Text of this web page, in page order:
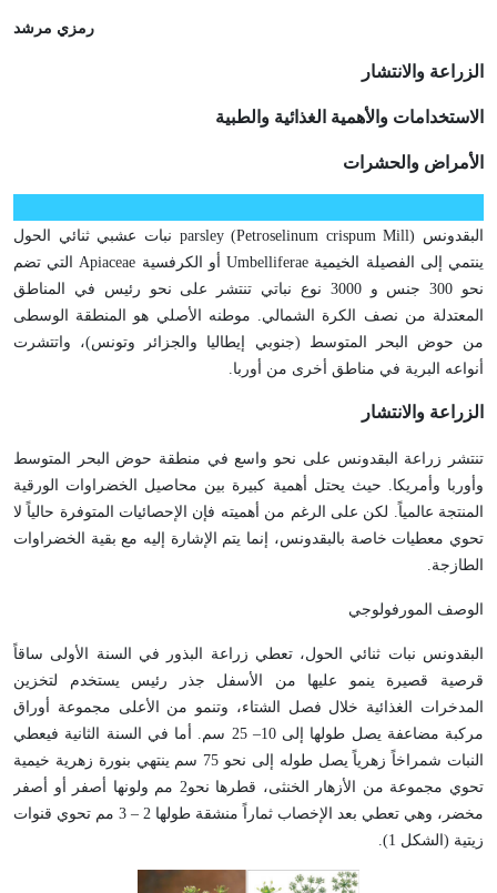
رمزي مرشد
الزراعة والانتشار
الاستخدامات والأهمية الغذائية والطبية
الأمراض والحشرات
البقدونس parsley (Petroselinum crispum Mill) نبات عشبي ثنائي الحول
ينتمي إلى الفصيلة الخيمية Umbelliferae أو الكرفسية Apiaceae التي تضم
نحو 300 جنس و 3000 نوع نباتي تنتشر على نحو رئيس في المناطق
المعتدلة من نصف الكرة الشمالي. موطنه الأصلي هو المنطقة الوسطى
من حوض البحر المتوسط (جنوبي إيطاليا والجزائر وتونس)، واتتشرت
أنواعه البرية في مناطق أخرى من أوربا.
الزراعة والانتشار
تنتشر زراعة البقدونس على نحو واسع في منطقة حوض البحر المتوسط
وأوربا وأمريكا. حيث يحتل أهمية كبيرة بين محاصيل الخضراوات الورقية
المنتجة عالمياً. لكن على الرغم من أهميته فإن الإحصائيات المتوفرة حالياً لا
تحوي معطيات خاصة بالبقدونس، إنما يتم الإشارة إليه مع بقية الخضراوات
الطازجة.
الوصف المورفولوجي
البقدونس نبات ثنائي الحول، تعطي زراعة البذور في السنة الأولى ساقاً
قرصية قصيرة ينمو عليها من الأسفل جذر رئيس يستخدم لتخزين
المدخرات الغذائية خلال فصل الشتاء، وتنمو من الأعلى مجموعة أوراق
مركبة مضاعفة يصل طولها إلى 10– 25 سم. أما في السنة الثانية فيعطي
النبات شمراخاً زهرياً يصل طوله إلى نحو 75 سم ينتهي بنورة زهرية خيمية
تحوي مجموعة من الأزهار الخنثى، قطرها نحو2 مم ولونها أصفر أو أصفر
مخضر، وهي تعطي بعد الإخصاب ثماراً منشقة طولها 2 – 3 مم تحوي قنوات
زيتية (الشكل 1).